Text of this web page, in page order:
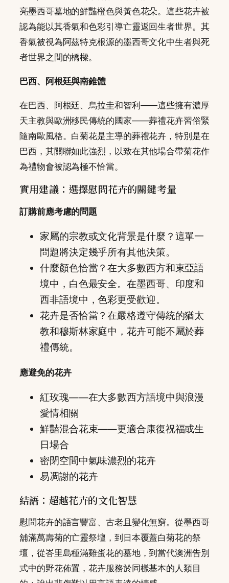
亮墨西哥墓地的鮮豔橙色與黃色花朵。這些花卉被
認為能以其香氣和色彩引導亡靈返回生者世界。其
香氣被視為阿茲特克根源的墨西哥文化中生者與死
者世界之間的橋樑。
巴西、阿根廷與南錐體
在巴西、阿根廷、烏拉圭和智利——這些擁有濃厚
天主教與歐洲移民傳統的國家——葬禮花卉習俗緊
隨南歐風格。白菊花是主導的葬禮花卉，特別是在
巴西，其關聯如此強烈，以致在其他場合帶菊花作
為禮物會被認為極不恰當。
實用建議：選擇慰問花卉的關鍵考量
訂購前應考慮的問題
家屬的宗教或文化背景是什麼？這單一
問題將決定幾乎所有其他決策。
什麼顏色恰當？在大多數西方和東亞語
境中，白色最安全。在墨西哥、印度和
西非語境中，色彩更受歡迎。
花卉是否恰當？在嚴格遵守傳統的猶太
教和穆斯林家庭中，花卉可能不屬於葬
禮傳統。
應避免的花卉
紅玫瑰——在大多數西方語境中與浪漫
愛情相關
鮮豔混合花束——更適合康復祝福或生
日場合
密閉空間中氣味濃烈的花卉
易凋謝的花卉
結語：超越花卉的文化智慧
慰問花卉的語言豐富、古老且變化無窮。從墨西哥
舖滿萬壽菊的亡靈祭壇，到日本覆蓋白菊花的祭
壇，從峇里島種滿雞蛋花的墓地，到當代澳洲告別
式中的野花佈置，花卉服務於同樣基本的人類目